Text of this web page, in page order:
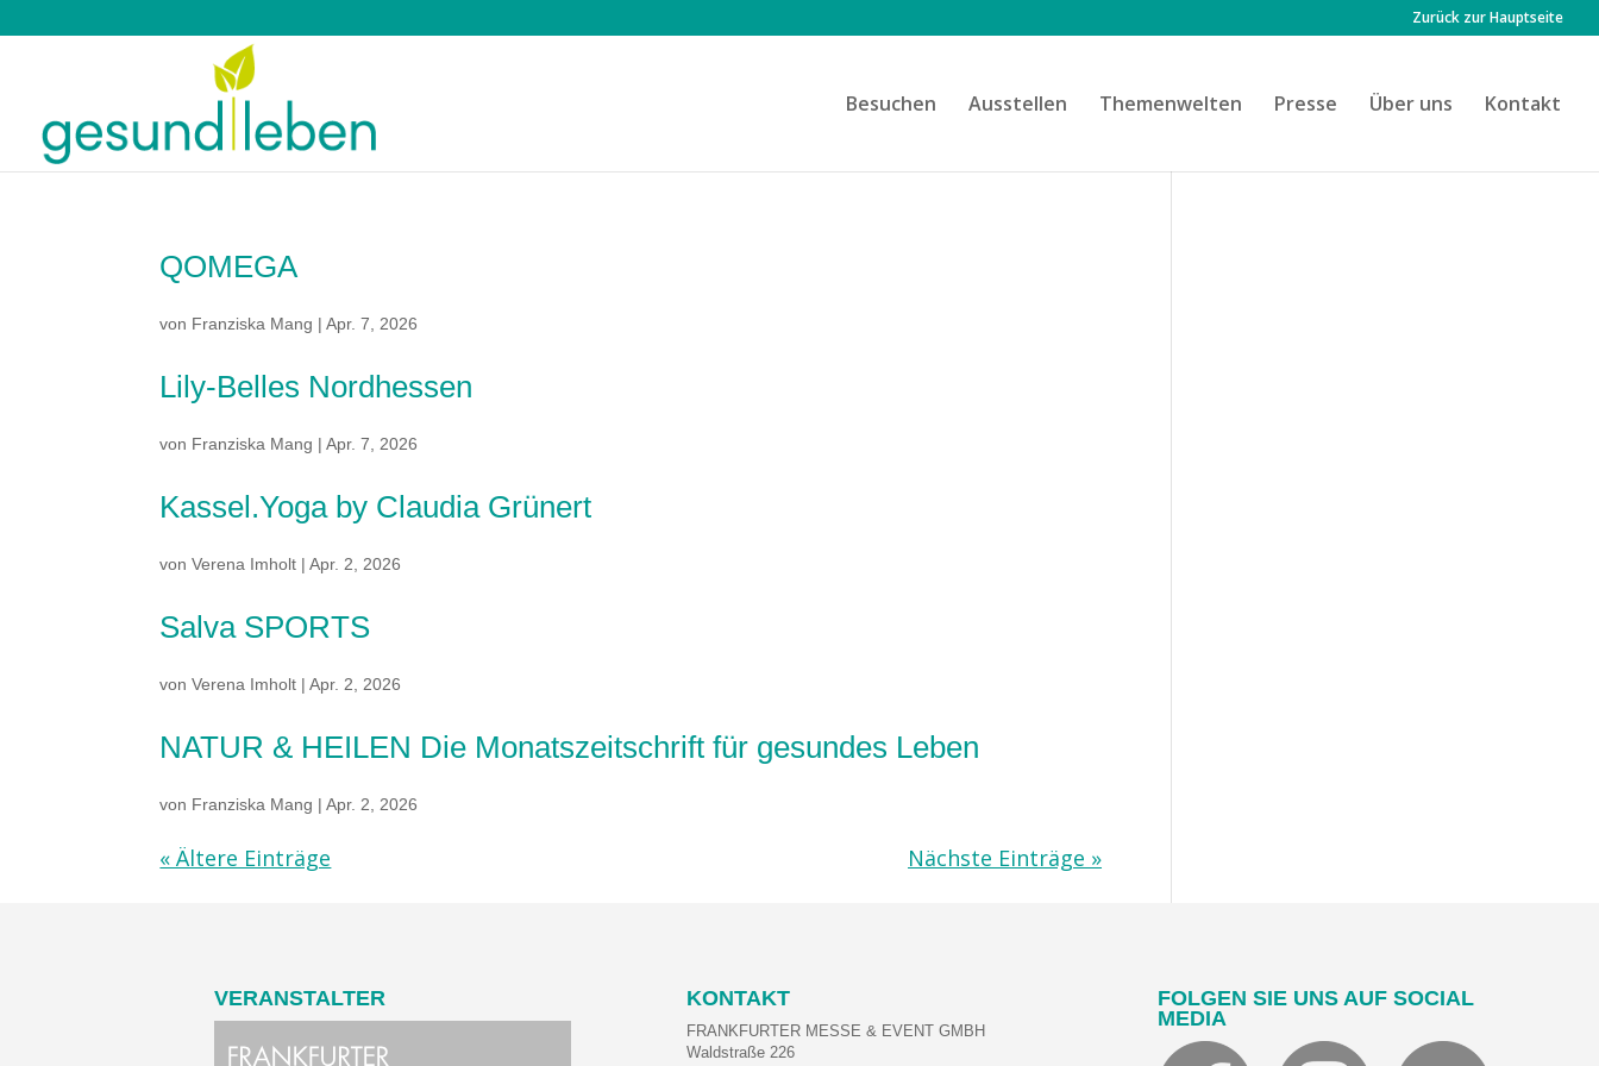
Zurück zur Hauptseite
Besuchen Ausstellen Themenwelten Presse Über uns Kontakt
QOMEGA
von Franziska Mang |Apr. 7, 2026
Lily-Belles Nordhessen
von Franziska Mang |Apr. 7, 2026
Kassel.Yoga by Claudia Grünert
vonVerena Imholt |Apr. 2, 2026
Salva SPORTS
vonVerena Imholt |Apr. 2, 2026
NATUR & HEILEN Die Monatszeitschrift für gesundes Leben
von Franziska Mang |Apr. 2, 2026
« Ältere Einträge Nächste Einträge »
VERANSTALTER KONTAKT
FRANKFURTER MESSE & EVENT GMBH
Waldstraße 226
FOLGEN SIE UNS AUF SOCIAL
MEDIA